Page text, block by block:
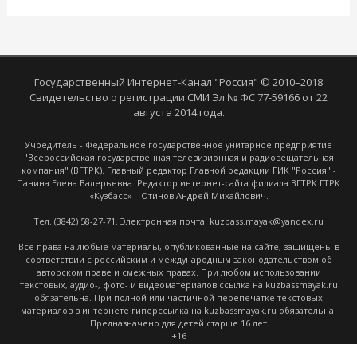
Государственный Интернет-Канал "Россия" © 2010–2018
Свидетельство о регистрации СМИ Эл № ФС 77-59166 от 22
августа 2014 года.
Учредитель - Федеральное государственное унитарное предприятие
"Всероссийская государственная телевизионная и радиовещательная
компания" (ВГТРК). Главный редактор Главной редакции ГИК "Россия" -
Панина Елена Валерьевна. Редактор интернет-сайта филиала ВГТРК ГТРК
«Кузбасс» – Отинов Андрей Михайлович.
Тел. (3842) 58-27-71. Электронная почта: kuzbass.mayak@yandex.ru
Все права на любые материалы, опубликованные на сайте, защищены в
соответствии с российским и международным законодательством об
авторском праве и смежных правах. При любом использовании
текстовых, аудио-, фото- и видеоматериалов ссылка на kuzbassmayak.ru
обязательна. При полной или частичной перепечатке текстовых
материалов в интернете гиперссылка на kuzbassmayak.ru обязательна.
Предназначено для детей старше 16 лет
+16